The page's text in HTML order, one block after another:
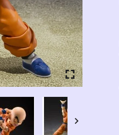
fullscreen
fullscreen
fullscreen
fullscreen
fullscreen
